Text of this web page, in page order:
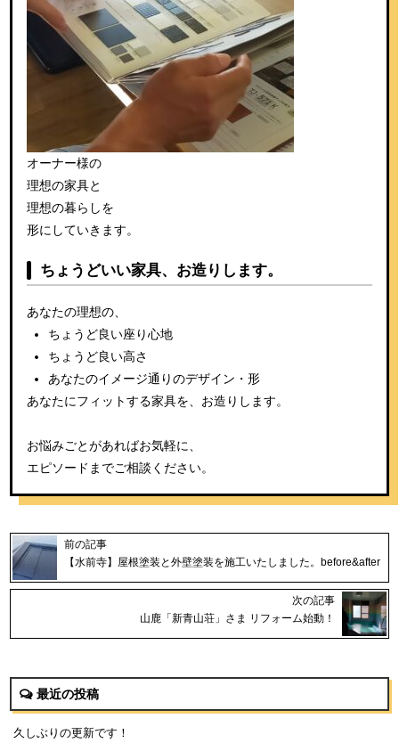
オーナー様の
理想の家具と
理想の暮らしを
形にしていきます。
ちょうどいい家具、お造りします。
あなたの理想の、
ちょうど良い座り心地
ちょうど良い高さ
あなたのイメージ通りのデザイン・形
あなたにフィットする家具を、お造りします。
お悩みごとがあればお気軽に、
エピソードまでご相談ください。
前の記事
【水前寺】屋根塗装と外壁塗装を施工いたしました。before&after
次の記事
山鹿「新青山荘」さま リフォーム始動！
最近の投稿
久しぶりの更新です！